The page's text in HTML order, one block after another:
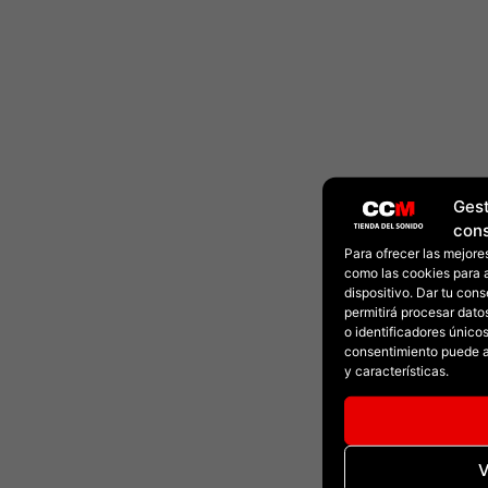
Para ofrecer las
como las cookies para
dispositivo. Dar tu
permitirá procesar
o identificadores
consentimiento puede
y características.